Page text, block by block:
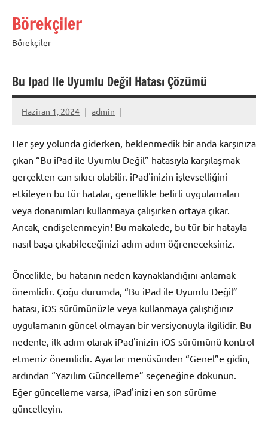
Börekçiler
Börekçiler
Bu Ipad Ile Uyumlu Değil Hatası Çözümü
Haziran 1, 2024 admin
Her şey yolunda giderken, beklenmedik bir anda karşınıza
çıkan “Bu iPad ile Uyumlu Değil” hatasıyla karşılaşmak
gerçekten can sıkıcı olabilir. iPad'inizin işlevselliğini
etkileyen bu tür hatalar, genellikle belirli uygulamaları
veya donanımları kullanmaya çalışırken ortaya çıkar.
Ancak, endişelenmeyin! Bu makalede, bu tür bir hatayla
nasıl başa çıkabileceğinizi adım adım öğreneceksiniz.
Öncelikle, bu hatanın neden kaynaklandığını anlamak
önemlidir. Çoğu durumda, “Bu iPad ile Uyumlu Değil”
hatası, iOS sürümünüzle veya kullanmaya çalıştığınız
uygulamanın güncel olmayan bir versiyonuyla ilgilidir. Bu
nedenle, ilk adım olarak iPad'inizin iOS sürümünü kontrol
etmeniz önemlidir. Ayarlar menüsünden “Genel”e gidin,
ardından “Yazılım Güncelleme” seçeneğine dokunun.
Eğer güncelleme varsa, iPad'inizi en son sürüme
güncelleyin.